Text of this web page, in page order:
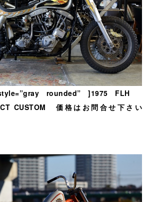
rounded” ]1975 FLH
CUSTOM 価格はお問合せ下さい